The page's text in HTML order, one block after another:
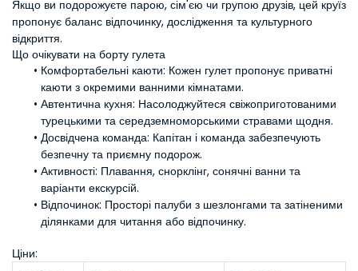
Якщо ви подорожуєте парою, сім'єю чи групою друзів, цей круїз
пропонує баланс відпочинку, дослідження та культурного
відкриття.
Що очікувати на борту гулета
Комфортабельні каюти: Кожен гулет пропонує приватні
каюти з окремими ванними кімнатами.
Автентична кухня: Насолоджуйтеся свіжоприготованими
турецькими та середземноморськими стравами щодня.
Досвідчена команда: Капітан і команда забезпечують
безпечну та приємну подорож.
Активності: Плавання, снорклінг, сонячні ванни та
варіанти екскурсій.
Відпочинок: Просторі палуби з шезлонгами та затіненими
ділянками для читання або відпочинку.
Ціни: